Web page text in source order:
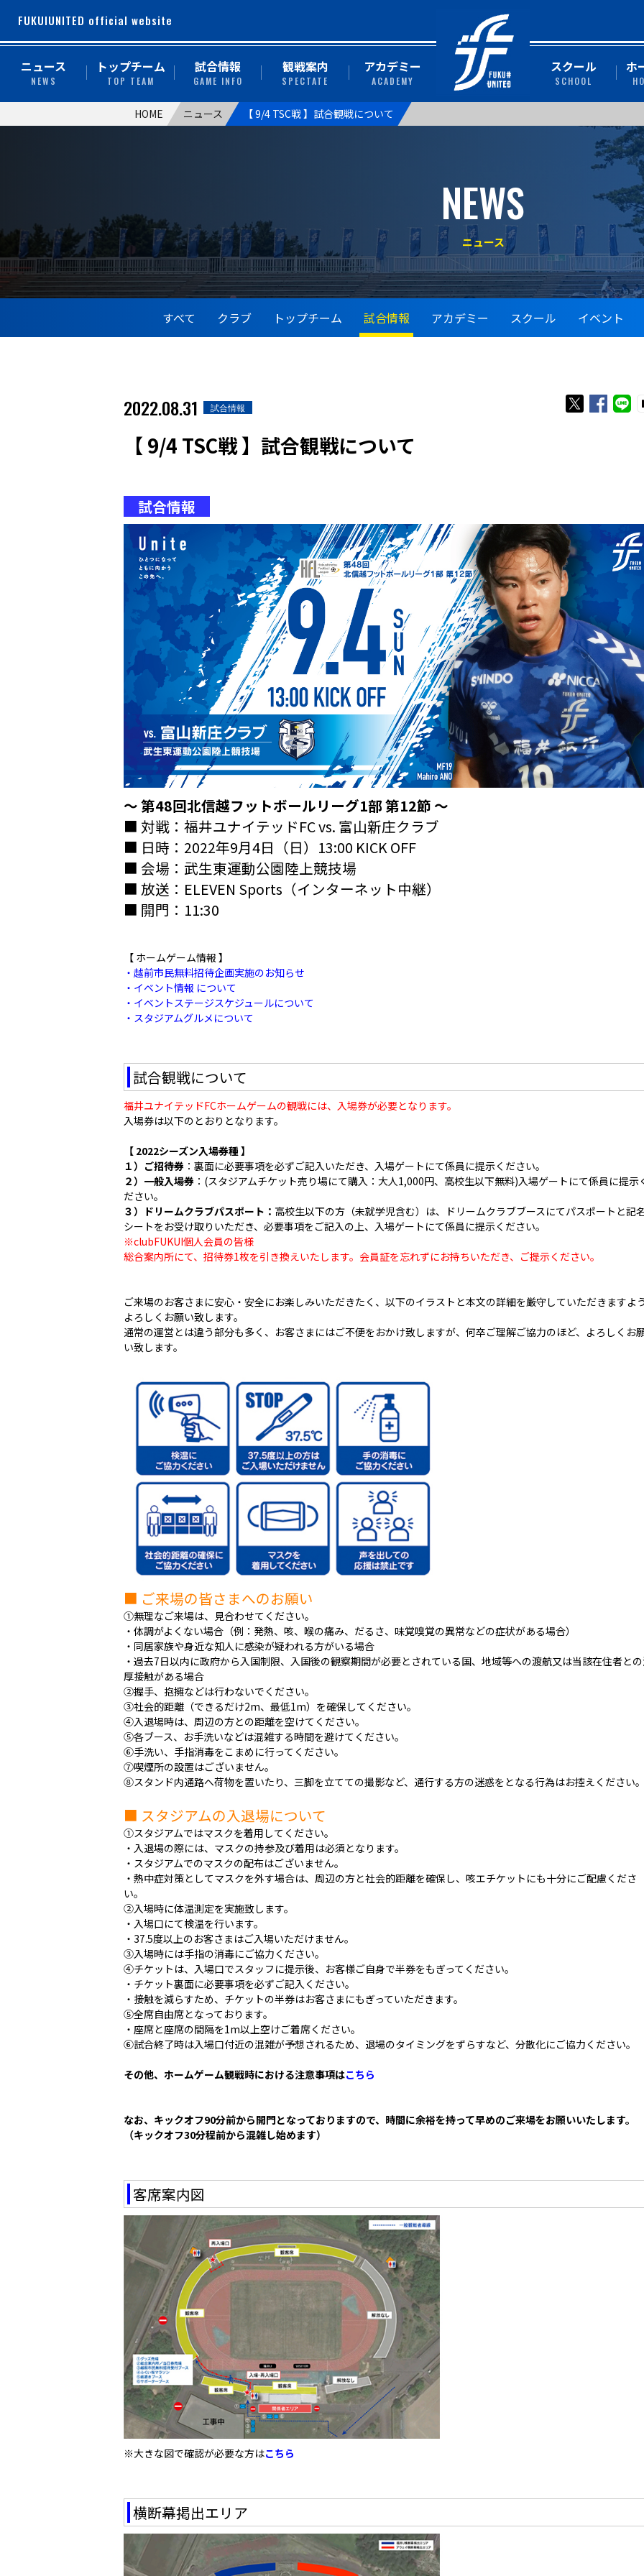
FUKUIUNITED official website
ニュース
NEWS
トップチーム
TOP TEAM
試合情報
GAME INFO
観戦案内
SPECTATE
アカデミー
ACADEMY
スクール
SCHOOL
ホ
HOME ニュース 【 9/4 TSC戦 】試合観戦について
NEWS
ニュース
すべて クラブ トップチーム 試合情報 アカデミー スクール イベント
2022.08.31 試合情報
【 9/4 TSC戦 】試合観戦について
試合情報
〜 第48回北信越フットボールリーグ1部 第12節 〜
■ 対戦：福井ユナイテッドFC vs. 富山新庄クラブ
■ 日時：2022年9月4日（日）13:00 KICK OFF
■ 会場：武生東運動公園陸上競技場
■ 放送：ELEVEN Sports（インターネット中継）
■ 開門：11:30
【 ホームゲーム情報 】
・越前市民無料招待企画実施のお知らせ
・イベント情報 について
・イベントステージスケジュールについて
・スタジアムグルメについて
試合観戦について
福井ユナイテッドFCホームゲームの観戦には、入場券が必要となります。
入場券は以下のとおりとなります。
【 2022シーズン入場券種 】
１）ご招待券 ：裏面に必要事項を必ずご記入いただき、入場ゲートにて係員に提示ください。
２）一般入場券 ：(スタジアムチケット売り場にて購入：大人1,000円、高校生以下無料)入場ゲートにて係員に提示
ださい。
３）ドリームクラブパスポート： 高校生以下の方（未就学児含む）は、ドリームクラブブースにてパスポートと記
シートをお受け取りいただき、必要事項をご記入の上、入場ゲートにて係員に提示ください。
※clubFUKUI個人会員の皆様
総合案内所にて、招待券1枚を引き換えいたします。会員証を忘れずにお持ちいただき、ご提示ください。
ご来場のお客さまに安心・安全にお楽しみいただきたく、以下のイラストと本文の詳細を厳守していただきますよ
よろしくお願い致します。
通常の運営とは違う部分も多く、お客さまにはご不便をおかけ致しますが、何卒ご理解ご協力のほど、よろしくお
い致します。
■ ご来場の皆さまへのお願い
①無理なご来場は、見合わせてください。
・体調がよくない場合（例：発熱、咳、喉の痛み、だるさ、味覚嗅覚の異常などの症状がある場合）
・同居家族や身近な知人に感染が疑われる方がいる場合
・過去7日以内に政府から入国制限、入国後の観察期間が必要とされている国、地域等への渡航又は当該在住者と
厚接触がある場合
②握手、抱擁などは行わないでください。
③社会的距離（できるだけ2m、最低1m）を確保してください。
④入退場時は、周辺の方との距離を空けてください。
⑤各ブース、お手洗いなどは混雑する時間を避けてください。
⑥手洗い、手指消毒をこまめに行ってください。
⑦喫煙所の設置はございません。
⑧スタンド内通路へ荷物を置いたり、三脚を立てての撮影など、通行する方の迷惑をとなる行為はお控えください
■ スタジアムの入退場について
①スタジアムではマスクを着用してください。
・入退場の際には、マスクの持参及び着用は必須となります。
・スタジアムでのマスクの配布はございません。
・熱中症対策としてマスクを外す場合は、周辺の方と社会的距離を確保し、咳エチケットにも十分にご配慮くださ
い。
②入場時に体温測定を実施致します。
・入場口にて検温を行います。
・37.5度以上のお客さまはご入場いただけません。
③入場時には手指の消毒にご協力ください。
④チケットは、入場口でスタッフに提示後、お客様ご自身で半券をもぎってください。
・チケット裏面に必要事項を必ずご記入ください。
・接触を減らすため、チケットの半券はお客さまにもぎっていただきます。
⑤全席自由席となっております。
・座席と座席の間隔を1m以上空けご着席ください。
⑥試合終了時は入場口付近の混雑が予想されるため、退場のタイミングをずらすなど、分散化にご協力ください。
その他、ホームゲーム観戦時における注意事項はこちら
なお、キックオフ90分前から開門となっておりますので、時間に余裕を持って早めのご来場をお願いいたします。
（キックオフ30分程前から混雑し始めます）
客席案内図
※大きな図で確認が必要な方はこちら
横断幕掲出エリア